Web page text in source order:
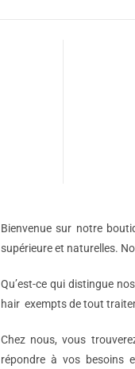
Bienvenue sur notre
supérieure et naturelles.
Qu’est-ce qui distingue nos
hair exempts de tout
Chez nous, vous
répondre à vos besoins